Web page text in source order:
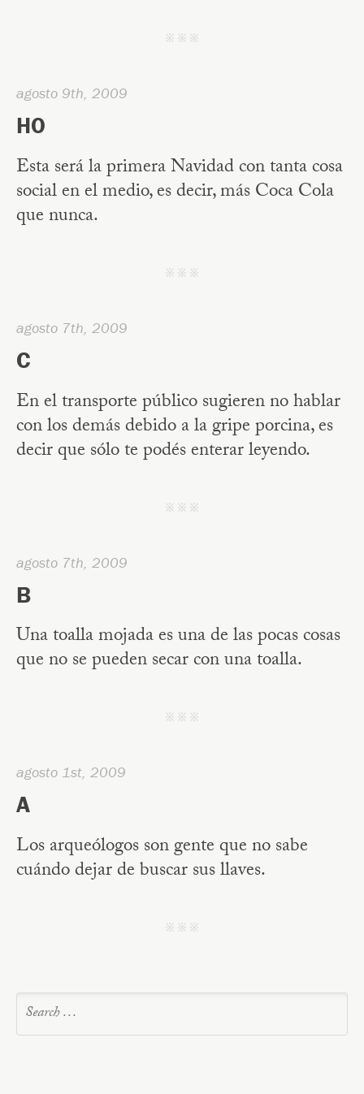
j j j
agosto 9th, 2009
HO
Esta será la primera Navidad con tanta cosa
social en el medio, es decir, más Coca Cola
que nunca.
j j j
agosto 7th, 2009
C
En el transporte público sugieren no hablar
con los demás debido a la gripe porcina, es
decir que sólo te podés enterar leyendo.
j j j
agosto 7th, 2009
B
Una toalla mojada es una de las pocas cosas
que no se pueden secar con una toalla.
j j j
agosto 1st, 2009
A
Los arqueólogos son gente que no sabe
cuándo dejar de buscar sus llaves.
j j j